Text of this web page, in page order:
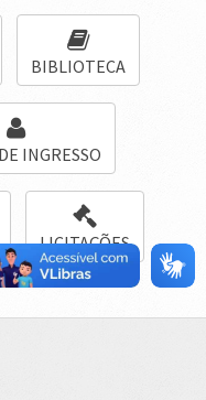
BIBLIOTECA
INGRESSO
LICITAÇÕES